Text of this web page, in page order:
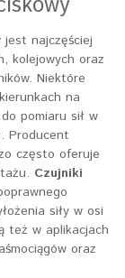
jest najczęściej
kolejowych oraz
Niektóre
na
pomiaru sił w
Producent
często oferuje
Czujniki
siły w osi
też w aplikacjach
oraz